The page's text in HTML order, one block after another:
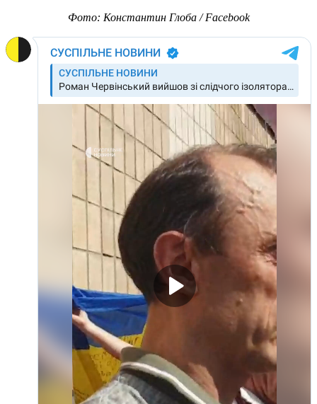
Фото: Константин Глоба / Facebook